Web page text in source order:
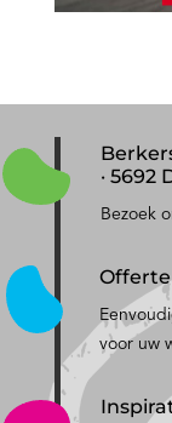
· 5692
Bezoek
Offerte
voor uw